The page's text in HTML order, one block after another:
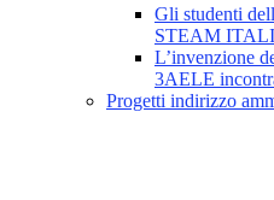
Gli studenti
STEAM
L’invenzione
3AELE
Progetti indirizzo